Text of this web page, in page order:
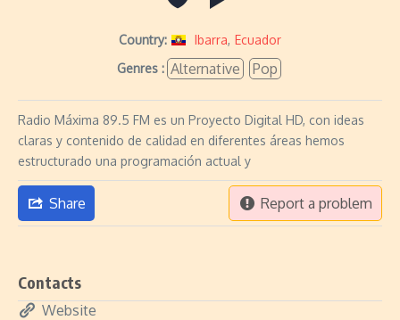
Country: Ibarra, Ecuador
Genres : Alternative Pop
Radio Máxima 89.5 FM es un Proyecto Digital HD, con ideas
claras y contenido de calidad en diferentes áreas hemos
estructurado una programación actual y
Share Report a problem
Contacts
Website